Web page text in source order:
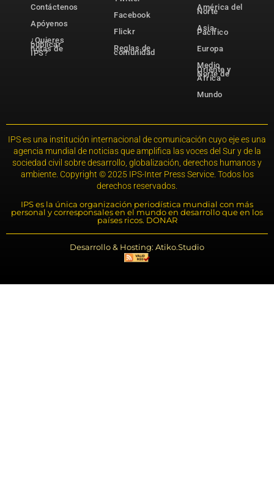
Contáctenos
Apóyenos
¿Quieres
publicar
notas de
IPS?
Facebook
Flickr
Reglas de
comunidad
América del
Norte
Asia-
Pacífico
Europa
Medio
Oriente y
Norte de
África
Mundo
IPS es una institución internacional de comunicación cuyo eje es una
agencia mundial de noticias que amplifica las voces del Sur y de la
sociedad civil sobre desarrollo, globalización, derechos humanos y
ambiente. Copyright © 2025 IPS-Inter Press Service. Todos los
derechos reservados.
IPS es la única organización periodística mundial con más
personal y corresponsales en el mundo en desarrollo que en los
países ricos. DONAR
Desarrollo & Hosting: Atiko.Studio